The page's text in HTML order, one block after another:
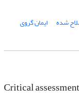
شده
ایمان گروی
Critical